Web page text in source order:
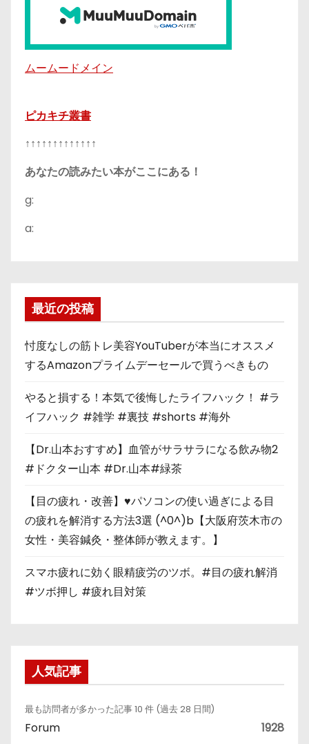
ムームードメイン
ピカキチ叢書
↑↑↑↑↑↑↑↑↑↑↑↑↑
あなたの読みたい本がここにある！
g:
a:
最近の投稿
忖度なしの筋トレ美容YouTuberが本当にオススメ
するAmazonプライムデーセールで買うべきもの
やると損する！本気で後悔したライフハック！ #ラ
イフハック #雑学 #裏技 #shorts #海外
【Dr.山本おすすめ】血管がサラサラになる飲み物2
#ドクター山本 #Dr.山本#緑茶
【目の疲れ・改善】♥パソコンの使い過ぎによる目
の疲れを解消する方法3選 (^0^)b【大阪府茨木市の
女性・美容鍼灸・整体師が教えます。】
スマホ疲れに効く眼精疲労のツボ。#目の疲れ解消
#ツボ押し #疲れ目対策
人気記事
最も訪問者が多かった記事 10 件 (過去 28 日間)
Forum 1928